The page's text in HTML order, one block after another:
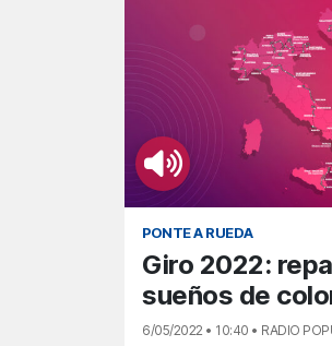
PONTE A RUEDA
Giro 2022:
sueños de
6/05/2022 • 10:40 • RADIO